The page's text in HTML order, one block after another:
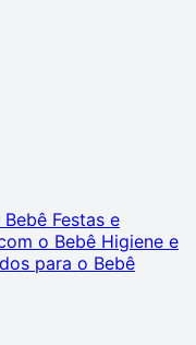
Festas e
o Bebê Higiene e
para o Bebê